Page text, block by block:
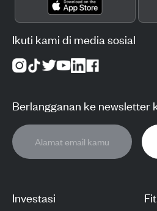
Investasi
Ikuti kami di media sosial
Berlangganan ke newsletter